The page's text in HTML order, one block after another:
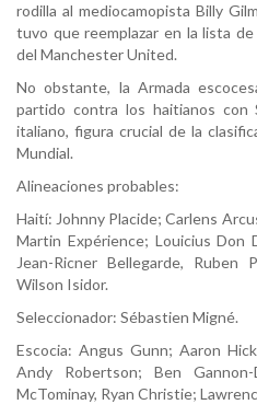
rodilla al mediocamopista Billy
tuvo que reemplazar en la lista
del Manchester United.
No obstante, la Armada
partido contra los haitianos con
italiano, figura crucial de la
Mundial.
Alineaciones probables:
Haití: Johnny Placide; Carlens
Martin Expérience; Louicius Don
Jean-Ricner Bellegarde, Ruben
Wilson Isidor.
Seleccionador: Sébastien Migné.
Escocia: Angus Gunn; Aaron
Andy Robertson; Ben
McTominay, Ryan Christie;